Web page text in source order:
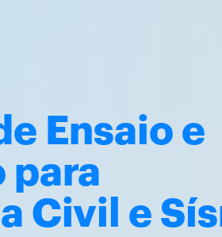
Ensaio e
para
Civil e